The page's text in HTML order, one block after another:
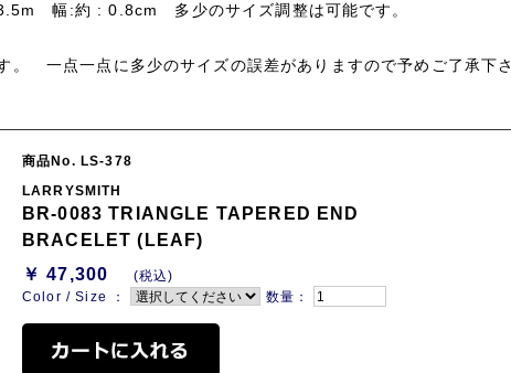
幅:約 : 0.8cm 多少のサイズ調整は可能です。
。 一点一点に多少のサイズの誤差がありますので予めご了承下さ
商品No. LS-378
LARRYSMITH
BR-0083 TRIANGLE TAPERED END
BRACELET (LEAF)
￥ 47,300
(税込)
Color / Size ： 数量：